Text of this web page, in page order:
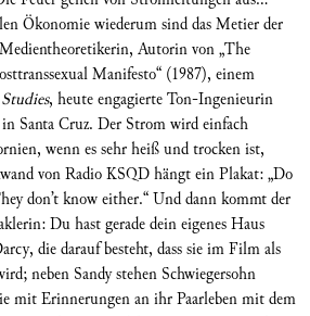
Ökonomie wiederum sind das Metier der
Autorin von „The
Manifesto“ (1987), einem
, heute engagierte Ton-Ingenieurin
Santa Cruz. Der Strom wird einfach
wenn es sehr heiß und trocken ist,
von Radio KSQD hängt ein Plakat: „Do
don’t know either.“ Und dann kommt der
Du hast gerade dein eigenes Haus
die darauf besteht, dass sie im Film als
neben Sandy stehen Schwiegersohn
mit Erinnerungen an ihr Paarleben mit dem